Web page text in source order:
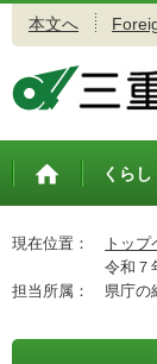
本文へ
トップペ
くら
現在位置： トップ
令和７
担当所属：
県庁の